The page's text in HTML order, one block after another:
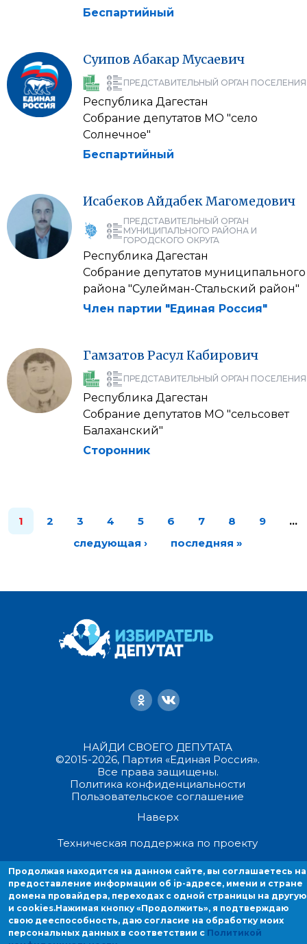
Беспартийный
Суипов Абакар Мусаевич
ПРЕДСТАВИТЕЛЬНЫЙ ОРГАН ПОСЕЛЕНИЯ
Республика Дагестан
Собрание депутатов МО "село
Солнечное"
Беспартийный
Исабеков АйдабекМагомедович
ПРЕДСТАВИТЕЛЬНЫЙ ОРГАН
МУНИЦИПАЛЬНОГО РАЙОНА И
ГОРОДСКОГО ОКРУГА
Республика Дагестан
Собрание депутатов муниципального
района "Сулейман-Стальский район"
Член партии "Единая Россия"
Гамзатов Расул Кабирович
ПРЕДСТАВИТЕЛЬНЫЙ ОРГАН ПОСЕЛЕНИЯ
Республика Дагестан
Собрание депутатов МО "сельсовет
Балаханский"
Сторонник
1 2 3 4 5 6 7 8 9
…
следующая ›
последняя »
НАЙДИ СВОЕГО ДЕПУТАТА
©2015-2026, Партия «Единая Россия».
Все права защищены.
Политика конфиденциальности
Пользовательское соглашение
Наверх
Техническая поддержка по проекту
Продолжая находиться на данном сайте, вы соглашаетесь на
предоставление информации об ip-адресе, имени и стране домена
провайдера, переходах с одной страницы на другую и cookies.
Продолжая находится на данном сайте, вы соглашаетесь на
предоставление информации об ip-адресе, имени и стране
домена провайдера, переходах с одной страницы на другую
и cookies.Нажимая кнопку «Продолжить», я подтверждаю
свою дееспособность, даю согласие на обработку моих
персональных данных в соответствии с Политикой